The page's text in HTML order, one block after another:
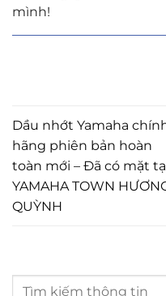
mình!
Dầu nhớt Yamaha
hãng phiên bản hoàn
toàn mới – Đã có mặt
YAMAHA TOWN
QUỲNH